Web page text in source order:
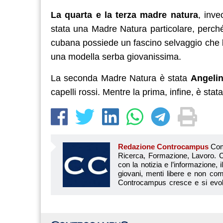
La quarta e la terza madre natura,
stata una Madre Natura particolare,
cubana possiede un fascino selvaggio
una modella serba giovanissima.
La seconda Madre Natura è stata
capelli rossi. Mentre la prima, infine, è stata
Redazione Controcampus Controcampus è Il magazine più letto dai giovani su: Scuola, Università, Ricerca, Formazione, Lavoro. Controcampus nasce nell’ottobre 2001 con la missione di affiancare con la notizia e l’informazione, il mondo dell’istruzione e dell’università. Il suo cuore pulsante sono i giovani, menti libere e non compromesse da nessun interesse di parte. Il progetto è ambizioso e Controcampus cresce e si evolve arricchendo il proprio staff con nuovi giovani vogliosi di